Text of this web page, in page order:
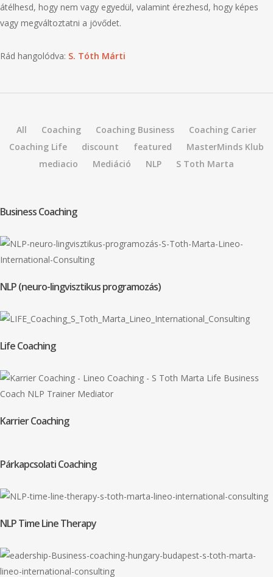
átélhesd, hogy nem vagy egyedül, valamint érezhesd, hogy képes
vagy megváltoztatni a jövődet.
Rád hangolódva: S. Tóth Márti
All Coaching Coaching Business
Coaching Carier
Coaching Life
discount featured
MasterMinds Klub
mediacio
Mediáció NLP S Toth Marta
Business Coaching
NLP (neuro-lingvisztikus programozás)
Life Coaching
Karrier Coaching
Párkapcsolati Coaching
NLP Time Line Therapy